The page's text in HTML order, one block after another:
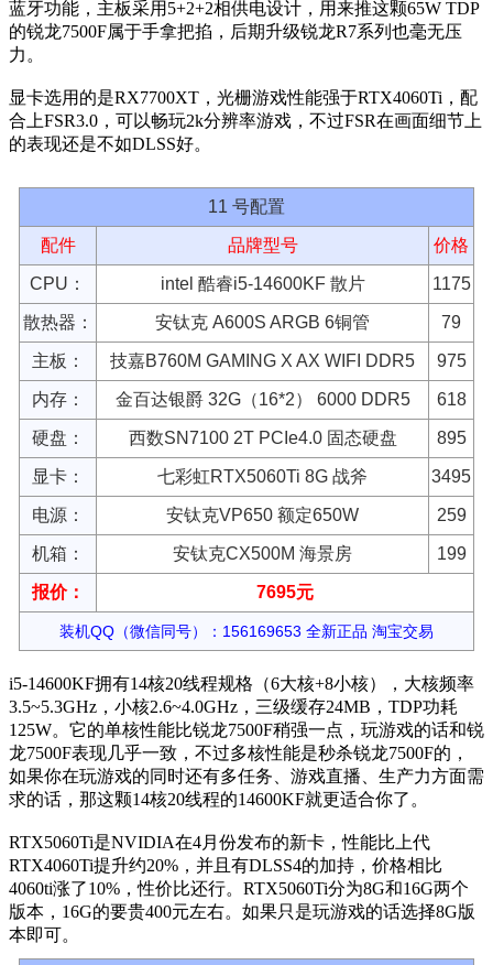
蓝牙功能，主板采用5+2+2相供电设计，用来推这颗65W TDP
的锐龙7500F属于手拿把掐，后期升级锐龙R7系列也毫无压
力。
显卡选用的是RX7700XT，光栅游戏性能强于RTX4060Ti，配
合上FSR3.0，可以畅玩2k分辨率游戏，不过FSR在画面细节上
的表现还是不如DLSS好。
11 号配置
配件 品牌型号 价格
CPU： intel 酷睿i5-14600KF 散片 1175
散热器： 安钛克 A600S ARGB 6铜管 79
主板： 技嘉B760M GAMING X AX WIFI DDR5 975
内存： 金百达银爵 32G（16*2） 6000 DDR5 618
硬盘： 西数SN7100 2T PCIe4.0 固态硬盘 895
显卡： 七彩虹RTX5060Ti 8G 战斧 3495
电源： 安钛克VP650 额定650W 259
机箱： 安钛克CX500M 海景房 199
报价： 7695元
装机QQ（微信同号）：156169653 全新正品 淘宝交易
i5-14600KF拥有14核20线程规格（6大核+8小核），大核频率
3.5~5.3GHz，小核2.6~4.0GHz，三级缓存24MB，TDP功耗
125W。它的单核性能比锐龙7500F稍强一点，玩游戏的话和锐
龙7500F表现几乎一致，不过多核性能是秒杀锐龙7500F的，
如果你在玩游戏的同时还有多任务、游戏直播、生产力方面需
求的话，那这颗14核20线程的14600KF就更适合你了。
RTX5060Ti是NVIDIA在4月份发布的新卡，性能比上代
RTX4060Ti提升约20%，并且有DLSS4的加持，价格相比
4060ti涨了10%，性价比还行。RTX5060Ti分为8G和16G两个
版本，16G的要贵400元左右。如果只是玩游戏的话选择8G版
本即可。